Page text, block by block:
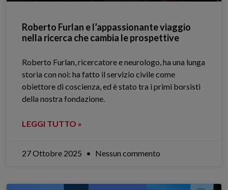
Roberto Furlan e l’appassionante viaggio
nella ricerca che cambia le prospettive
Roberto Furlan, ricercatore e neurologo, ha una lunga
storia con noi: ha fatto il servizio civile come
obiettore di coscienza, ed è stato tra i primi borsisti
della nostra fondazione.
LEGGI TUTTO »
27 Ottobre 2025 Nessun commento